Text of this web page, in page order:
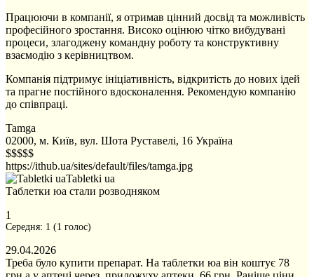
Працюючи в компанії, я отримав цінний досвід та можливість
професійного зростання. Високо оцінюю чітко вибудувані
процеси, злагоджену командну роботу та конструктивну
взаємодію з керівництвом.
Компанія підтримує ініціативність, відкритість до нових ідей
та прагне постійного вдосконалення. Рекомендую компанію
до співпраці.
Tamga
02000, м. Київ, вул. Шота Руставелі, 16 Україна
$$$$$
https://ithub.ua/sites/default/files/tamga.jpg
Tabletki ua
Таблетки юа стали розводняком
1
Середня: 1 (1 голос)
29.04.2026
Треба було купити препарат. На таблетки юа він коштує 78